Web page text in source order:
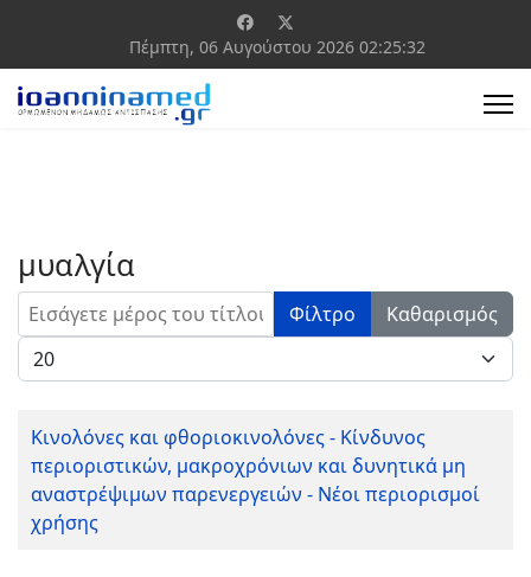
Πέμπτη, 06 Αυγούστου 2026 02:25:32
μυαλγία
Εισάγετε μέρος του τίτλου. Φίλτρο
Καθαρισμός
Εμφάνιση #
Κινολόνες και φθοριοκινολόνες - Κίνδυνος
περιοριστικών, μακροχρόνιων και δυνητικά μη
αναστρέψιμων παρενεργειών - Νέοι περιορισμοί
χρήσης